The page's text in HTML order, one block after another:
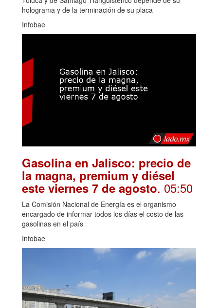
holograma y de la terminación de su placa
Infobae
Gasolina en Jalisco: precio de
la magna, premium y diésel
este viernes 7 de agosto. 05:50
La Comisión Nacional de Energía es el organismo
encargado de informar todos los días el costo de las
gasolinas en el país
Infobae